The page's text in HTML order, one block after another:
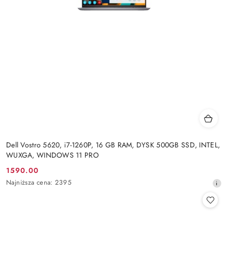
Dell Vostro 5620, i7-1260P, 16 GB RAM, DYSK 500GB SSD, INTEL,
WUXGA, WINDOWS 11 PRO
Cena
promocyjna:
1590.00
Najniższa
Najniższa cena: 2395